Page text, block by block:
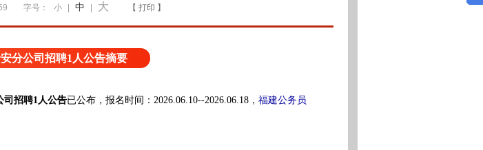
字号： 小 中 大 【 打印 】
分公司招聘1人公告摘要
司招聘1人公告已公布，报名时间：2026.06.10--2026.06.18， 福建公务员